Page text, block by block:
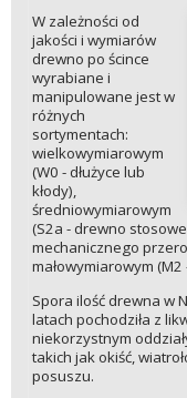
W zależności od
jakości i wymiarów
drewno po ścince
wyrabiane i
manipulowane jest w
różnych
sortymentach:
wielkowymiarowym
(W0 - dłużyce lub
kłody),
średniowymiarowym
(S2a - drewno
mechanicznego
małowymiarowym
Spora ilość drewna w
latach pochodziła z
niekorzystnym
takich jak okiść,
posuszu.